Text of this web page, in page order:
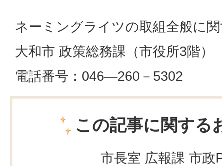
ネーミングライツの取組全般に
大和市 政策総務課（市役所3階）
電話番号：046―260－5302
この記事に関する
市長室 広報課 市政